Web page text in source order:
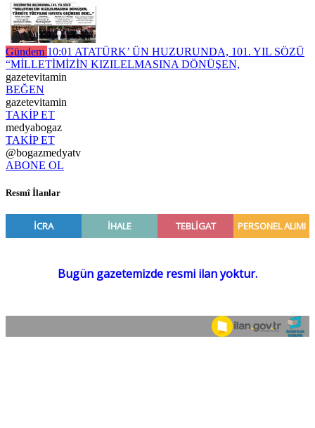
Gündem 10:01 ATATÜRK’ ÜN HUZURUNDA, 101. YIL SÖZÜ
“MİLLETİMİZİN KIZILELMASINA DÖNÜŞEN,
gazetevitamin
BEĞEN
gazetevitamin
TAKİP ET
medyabogaz
TAKİP ET
@bogazmedyatv
ABONE OL
Resmî İlanlar